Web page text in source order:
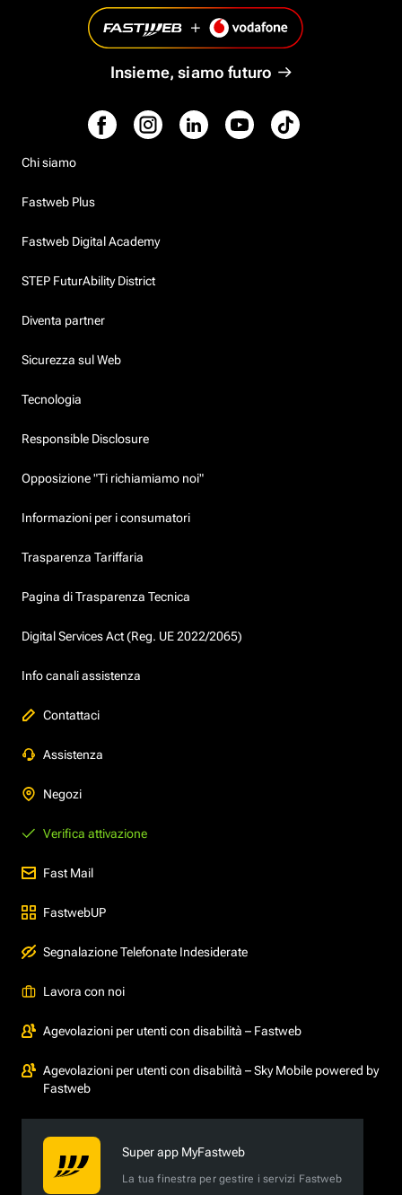
Insieme, siamo futuro
Chi siamo
Fastweb Plus
Fastweb Digital Academy
STEP FuturAbility District
Diventa partner
Sicurezza sul Web
Tecnologia
Responsible Disclosure
Opposizione "Ti richiamiamo noi"
Informazioni per i consumatori
Trasparenza Tariffaria
Pagina di Trasparenza Tecnica
Digital Services Act (Reg. UE 2022/2065)
Info canali assistenza
Contattaci
Assistenza
Negozi
Verifica attivazione
Fast Mail
FastwebUP
Segnalazione Telefonate Indesiderate
Lavora con noi
Agevolazioni per utenti con disabilità – Fastweb
Agevolazioni per utenti con disabilità – Sky Mobile powered by
Fastweb
Super app MyFastweb
La tua finestra per gestire i servizi Fastweb